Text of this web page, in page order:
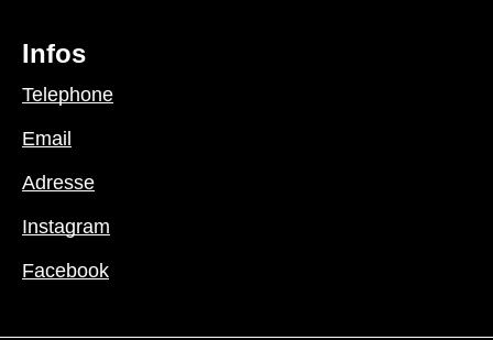
Infos
Telephone
Email
Adresse
Instagram
Facebook